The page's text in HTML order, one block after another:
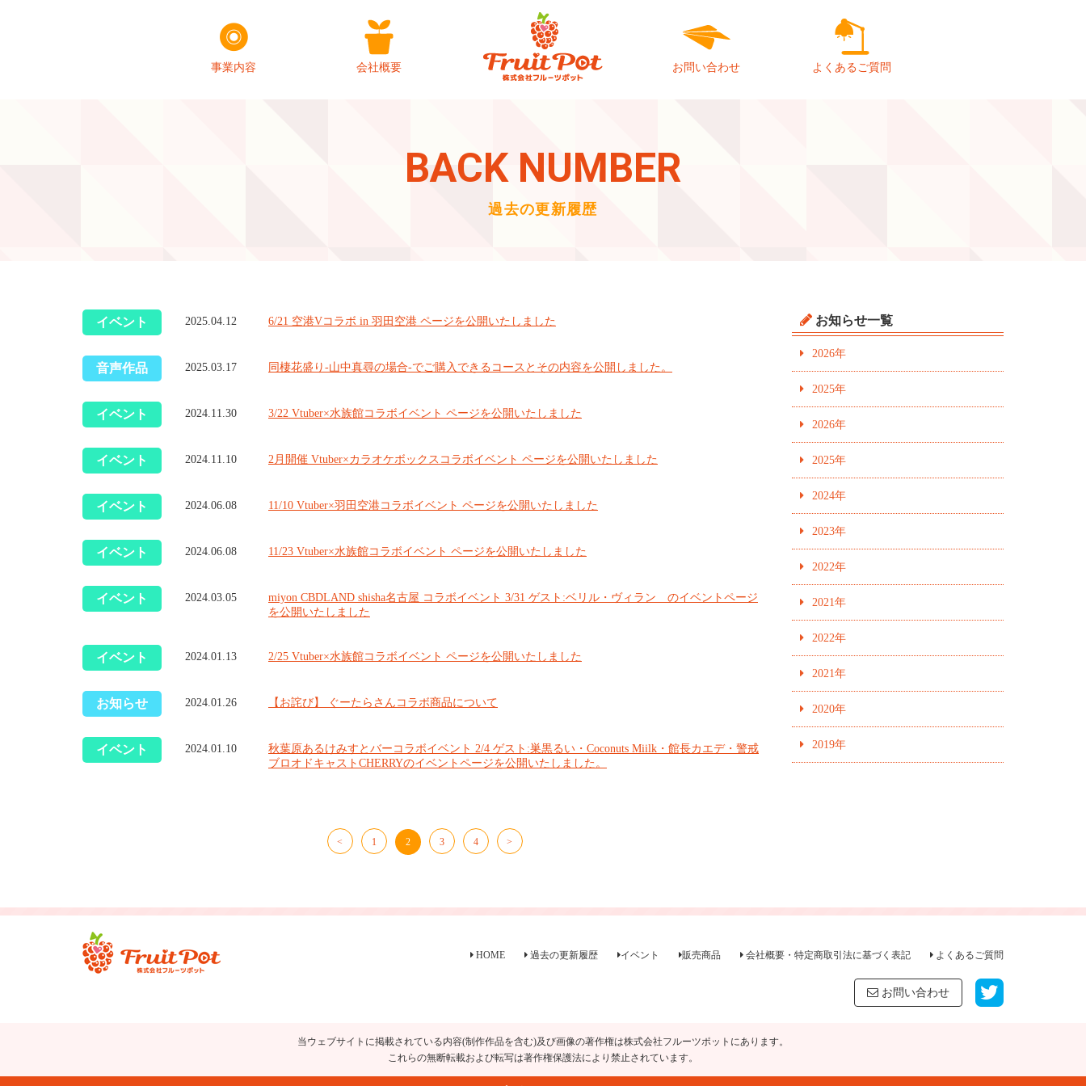
事業内容 会社概要 お問い合わせ よくあるご質問
BACK NUMBER
過去の更新履歴
お知らせ一覧
2026年
2025年
2026年
2025年
2024年
2023年
2022年
2021年
2022年
2021年
2020年
2019年
イベント 2025.04.12 6/21 空港Vコラボ in 羽田空港 ページを公開いたしました
音声作品 2025.03.17 同棲花盛り-山中真尋の場合-でご購入できるコースとその内容を公開しました。
イベント 2024.11.30 3/22 Vtuber×水族館コラボイベント ページを公開いたしました
イベント 2024.11.10 2月開催 Vtuber×カラオケボックスコラボイベント ページを公開いたしました
イベント 2024.06.08 11/10 Vtuber×羽田空港コラボイベント ページを公開いたしました
イベント 2024.06.08 11/23 Vtuber×水族館コラボイベント ページを公開いたしました
イベント 2024.03.05
miyon CBDLAND shisha名古屋 コラボイベント 3/31 ゲスト:ベリル・ヴィラン のイベントページ
を公開いたしました
イベント 2024.01.13 2/25 Vtuber×水族館コラボイベント ページを公開いたしました
お知らせ 2024.01.26 【お詫び】 ぐーたらさんコラボ商品について
イベント 2024.01.10
秋葉原あるけみすとバーコラボイベント 2/4 ゲスト:巣黒るい・Coconuts Miilk・館長カエデ・警戒
ブロオドキャストCHERRYのイベントページを公開いたしました。
< 1 2 3 4 >
HOME 過去の更新履歴 イベント 販売商品 会社概要・特定商取引法に基づく表記 よくあるご質問
お問い合わせ
当ウェブサイトに掲載されている内容(制作作品を含む)及び画像の著作権は株式会社フルーツポットにあります。
これらの無断転載および転写は著作権保護法により禁止されています。